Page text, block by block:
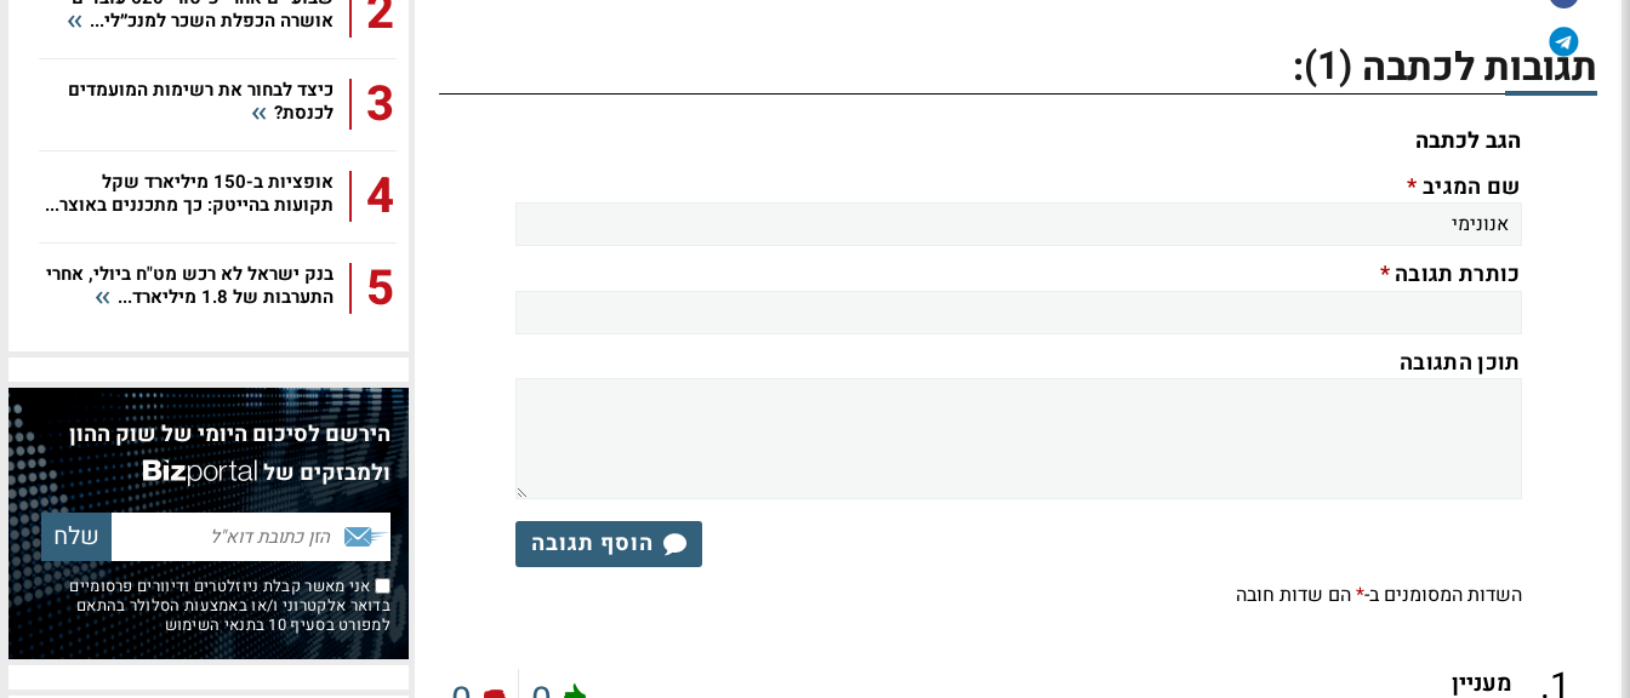
תגובות לכתבה (1)
:
הגב לכתבה
שם המגיב*
כותרת תגובה*
תוכן התגובה
הוסף תגובה
השדות המסומנים ב-*הם שדות חובה
1
. מעניין
אושרה הכפלת השכר למנכ״לי...
3
כיצד לבחור את רשימות המועמדים
לכנסת?
4
אופציות ב-150 מיליארד שקל
תקועות בהייטק: כך מתכננים באוצר...
5
בנק ישראל לא רכש מט"ח ביולי, אחרי
התערבות של 1.8 מיליארד...
הירשם לסיכום היומי של שוק ההון
ולמבזקים של
אני מאשר קבלת ניוזלטרים ודיוורים פרסומיים
בדואר אלקטרוני ו/או באמצעות הסלולר בהתאם
למפורט בסעיף 10 בתנאי השימוש